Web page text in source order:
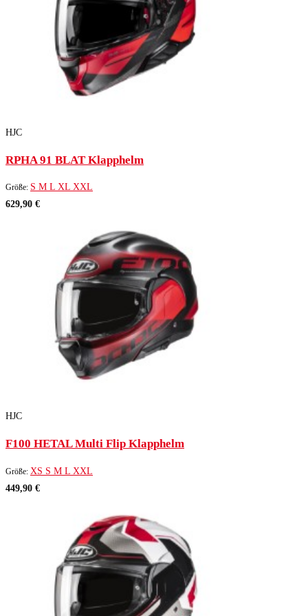
HJC
RPHA 91 BLAT Klapphelm
Größe: S M L XL XXL
629,90 €
HJC
F100 HETAL Multi Flip Klapphelm
Größe: XS S M L XXL
449,90 €